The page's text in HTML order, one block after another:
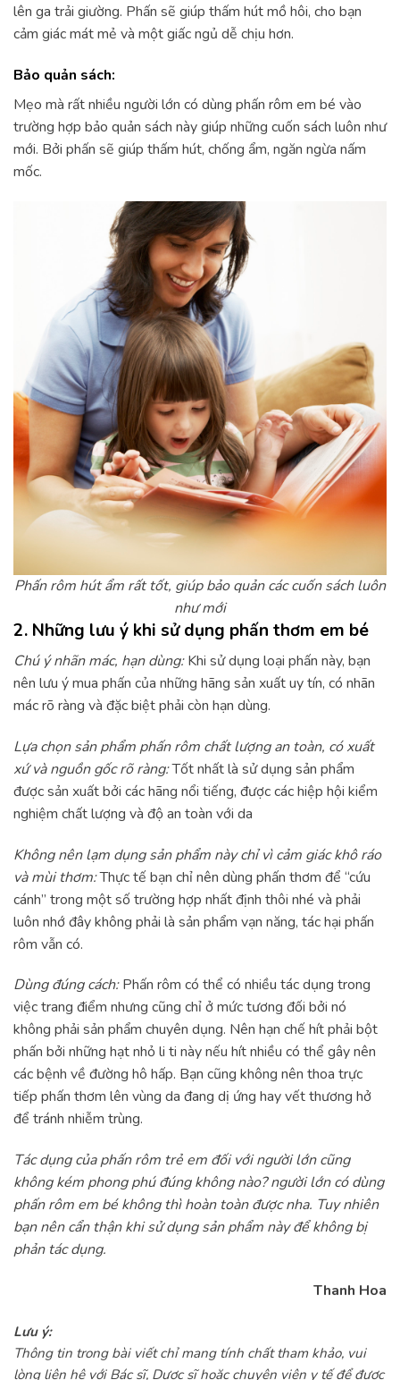
lên ga trải giường. Phấn sẽ giúp thấm hút mồ hôi, cho bạn
cảm giác mát mẻ và một giấc ngủ dễ chịu hơn.
Bảo quản sách:
Mẹo mà rất nhiều người lớn có dùng phấn rôm em bé vào
trường hợp bảo quản sách này giúp những cuốn sách luôn như
mới. Bởi phấn sẽ giúp thấm hút, chống ẩm, ngăn ngừa nấm
mốc.
Phấn rôm hút ẩm rất tốt, giúp bảo quản các cuốn sách luôn
như mới
2. Những lưu ý khi sử dụng phấn thơm em bé
Chú ý nhãn mác, hạn dùng:Khi sử dụng loại phấn này, bạn
nên lưu ý mua phấn của những hãng sản xuất uy tín, có nhãn
mác rõ ràng và đặc biệt phải còn hạn dùng.
Lựa chọn sản phẩm phấn rôm chất lượng an toàn, có xuất
xứ và nguồn gốc rõ ràng:Tốt nhất là sử dụng sản phẩm
được sản xuất bởi các hãng nổi tiếng, được các hiệp hội kiểm
nghiệm chất lượng và độ an toàn với da
Không nên lạm dụng sản phẩm này chỉ vì cảm giác khô ráo
và mùi thơm:Thực tế bạn chỉ nên dùng phấn thơm để “cứu
cánh” trong một số trường hợp nhất định thôi nhé và phải
luôn nhớ đây không phải là sản phẩm vạn năng, tác hại phấn
rôm vẫn có.
Dùng đúng cách:Phấn rôm có thể có nhiều tác dụng trong
việc trang điểm nhưng cũng chỉ ở mức tương đối bởi nó
không phải sản phẩm chuyên dụng. Nên hạn chế hít phải bột
phấn bởi những hạt nhỏ li ti này nếu hít nhiều có thể gây nên
các bệnh về đường hô hấp. Bạn cũng không nên thoa trực
tiếp phấn thơm lên vùng da đang dị ứng hay vết thương hở
để tránh nhiễm trùng.
Tác dụng của phấn rôm trẻ em đối với người lớn cũng
không kém phong phú đúng không nào? người lớn có dùng
phấn rôm em bé không thì hoàn toàn được nha. Tuy nhiên
bạn nên cẩn thận khi sử dụng sản phẩm này để không bị
phản tác dụng.
Thanh Hoa
Lưu ý:
Thông tin trong bài viết chỉ mang tính chất tham khảo, vui
lòng liên hệ với Bác sĩ, Dược sĩ hoặc chuyên viên y tế để được